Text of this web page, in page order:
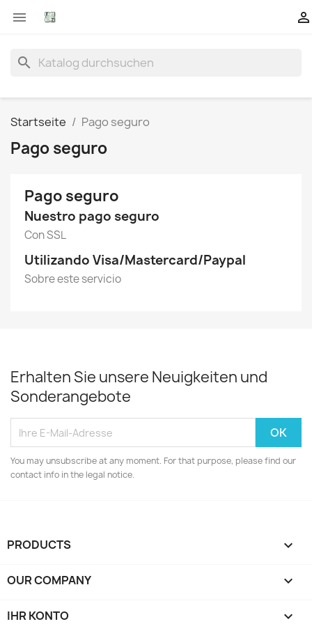
 
search
Startseite Pago seguro
Pago seguro
Pago seguro
Nuestro pago seguro
Con SSL
Utilizando Visa/Mastercard/Paypal
Sobre este servicio
Erhalten Sie unsere Neuigkeiten und
Sonderangebote
You may unsubscribe at any moment. For that purpose, please find our
contact info in the legal notice.
PRODUCTS 
OUR COMPANY 
IHR KONTO 